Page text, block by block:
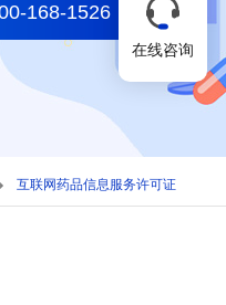
168-1526
互联网药品信息服务许可证
在线咨询